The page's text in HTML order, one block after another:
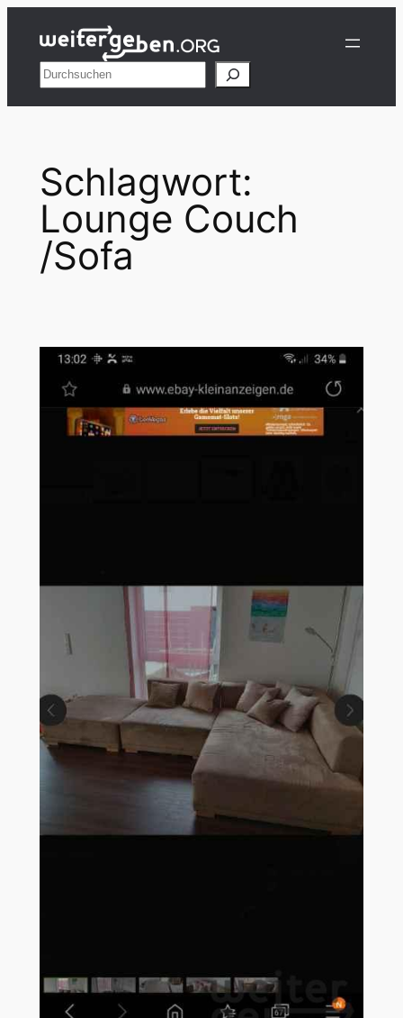
Inhalt
springenSuchen
Schlagwort:
Lounge Couch
/Sofa